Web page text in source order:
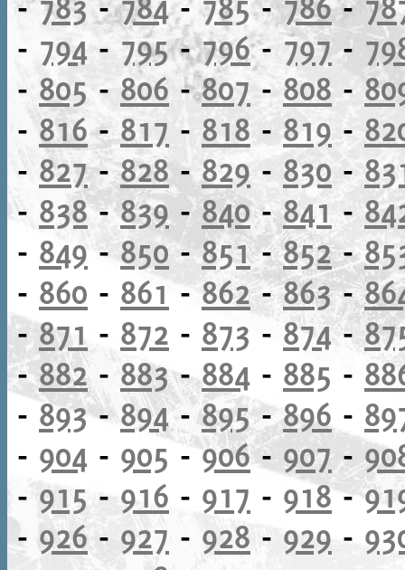
- 794 - 795-796- 797-
- 805- 806 -807-808 -
-816-817 - 818- 819 -
- 827-828- 829- 830 -
- 838-839-840-841-
- 849 -850-851-852-
- 860 - 861-862-863-
-871 - 872 - 873 - 874-
-882 -883-884 - 885 -
- 893-894-895-896 -
- 904 - 905 -906- 907-
-915 - 916 - 917 - 918-
-926- 927 - 928- 929 -